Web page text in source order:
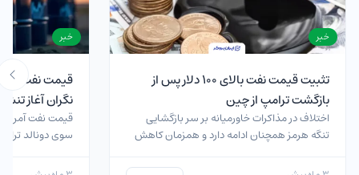
خبر
تثبیت قیمت نفت بالای ۱۰۰ دلار پس از
بازگشت ترامپ از چین
اختلاف در مذاکرات خاورمیانه بر سر بازگشایی
تنگه هرمز همچنان ادامه دارد و همزمان کاهش
خبر
نگران آغاز
قیمت نفت آمریکا
سوی دونالد